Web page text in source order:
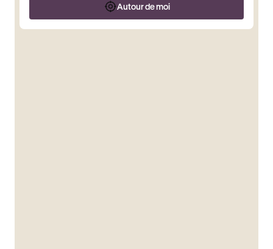
Autour de moi